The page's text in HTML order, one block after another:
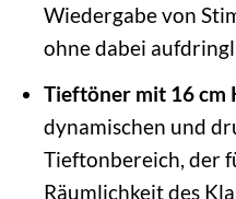
Wiedergabe von
ohne dabei
Tieftöner mit 16 cm
dynamischen und
Tieftonbereich, der
Räumlichkeit des